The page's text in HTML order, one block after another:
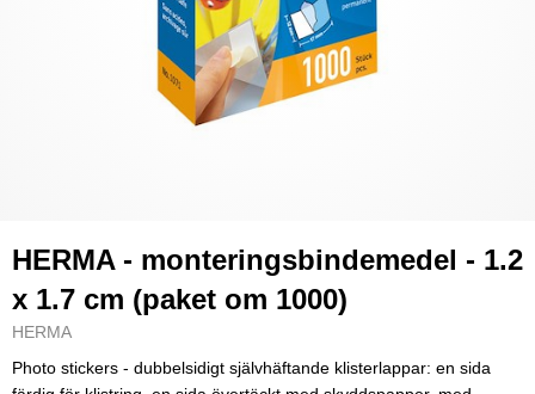
HERMA - monteringsbindemedel - 1.2
x 1.7 cm (paket om 1000)
HERMA
Photo stickers - dubbelsidigt självhäftande klisterlappar: en sida